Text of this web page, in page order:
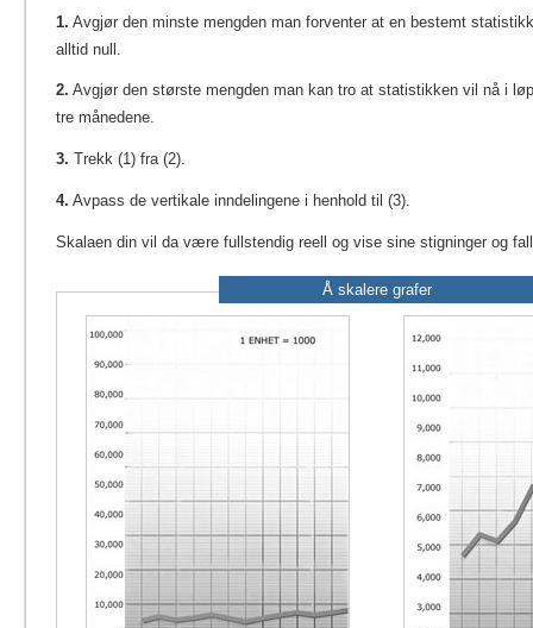
1. Avgjør den minste mengden man forventer at en bestemt
alltid null.
2. Avgjør den største mengden man kan tro at statistikken vil nå i
tre månedene.
3. Trekk (1) fra (2).
4. Avpass de vertikale inndelingene i henhold til (3).
Skalaen din vil da være fullstendig reell og vise sine stigninger og
Å skalere grafer